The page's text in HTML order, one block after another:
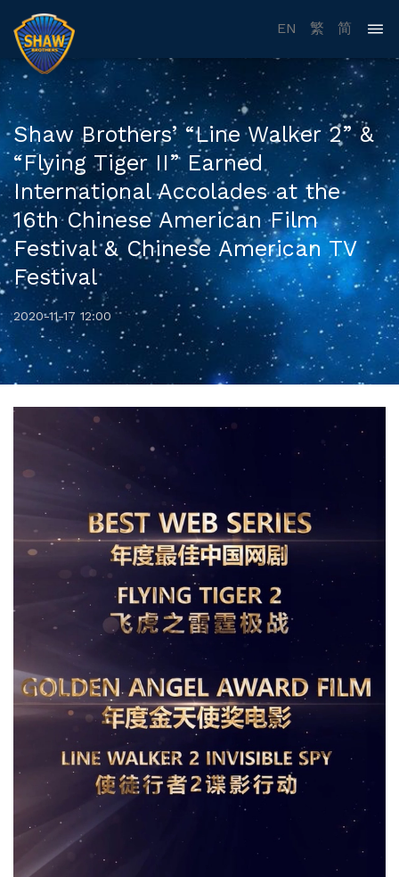
EN 繁 简
Shaw Brothers’ “Line Walker 2” &
“Flying Tiger II” Earned
International Accolades at the
16th Chinese American Film
Festival & Chinese American TV
Festival
2020-11-17 12:00